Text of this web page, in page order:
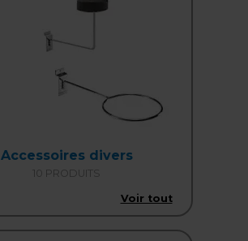
Accessoires divers
10 PRODUITS
Voir tout